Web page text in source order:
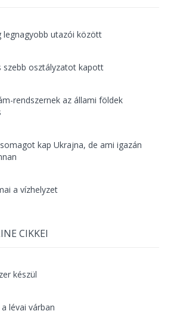
legnagyobb utazói között
szebb osztályzatot kapott
rendszernek az állami földek
kap Ukrajna, de ami igazán
a vízhelyzet
CIKKEI
készül
lévai várban